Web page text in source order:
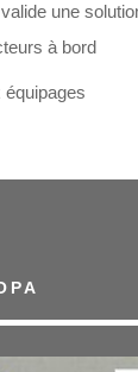
une
à bord